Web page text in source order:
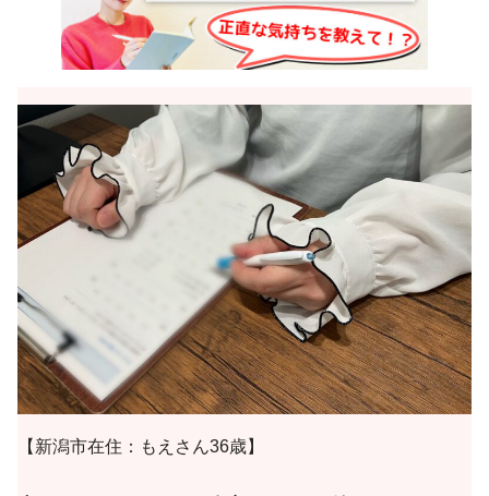
【新潟市在住：もえさん36歳】